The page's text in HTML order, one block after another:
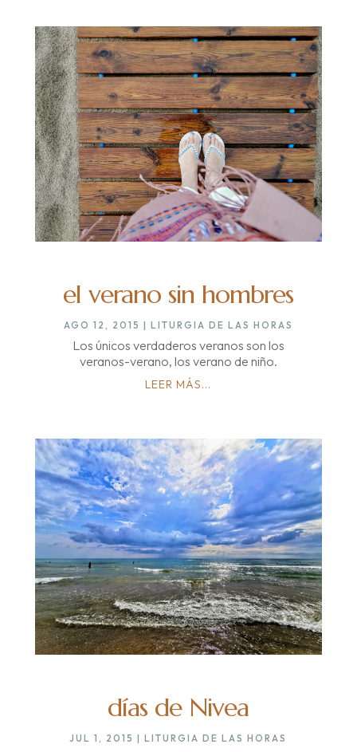
el verano sin hombres
AGO 12, 2015 | LITURGIA DE LAS HORAS
Los únicos verdaderos veranos son los
veranos-verano, los verano de niño.
LEER MÁS...
días de Nivea
JUL 1, 2015 |LITURGIA DE LAS HORAS